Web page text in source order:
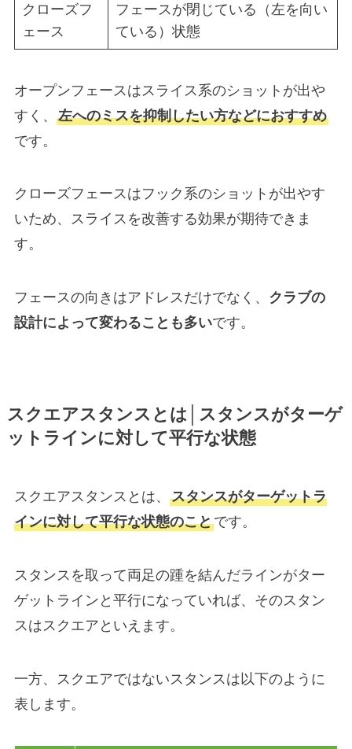
クローズフ
ェース
フェースが閉じている（左を向い
ている）状態
オープンフェースはスライス系のショットが出や
すく、 左へのミスを抑制したい方などにおすすめ
です。
クローズフェースはフック系のショットが出やす
いため、スライスを改善する効果が期待できま
す。
フェースの向きはアドレスだけでなく、 クラブの
設計によって変わることも多いです。
スクエアスタンスとは│スタンスがターゲ
ットラインに対して平行な状態
スクエアスタンスとは、 スタンスがターゲットラ
インに対して平行な状態のことです。
スタンスを取って両足の踵を結んだラインがター
ゲットラインと平行になっていれば、そのスタン
スはスクエアといえます。
一方、スクエアではないスタンスは以下のように
表します。